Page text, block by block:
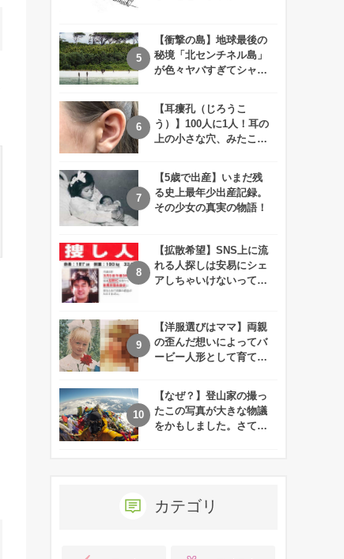
【衝撃の島】地球最後の
秘境「北センチネル島」
が色々ヤバすぎてシャレ
【耳瘻孔（じろうこ
う）】100人に1人！耳の
上の小さな穴、みたこと
【5歳で出産】いまだ残
る史上最年少出産記録。
その少女の真実の物語！
【拡散希望】SNS上に流
れる人探しは安易にシェ
アしちゃいけないって知
【洋服選びはママ】両親
の歪んだ想いによってバ
ービー人形として育てら
【なぜ？】登山家の撮っ
たこの写真が大きな物議
をかもしました。さて、
カテゴリ